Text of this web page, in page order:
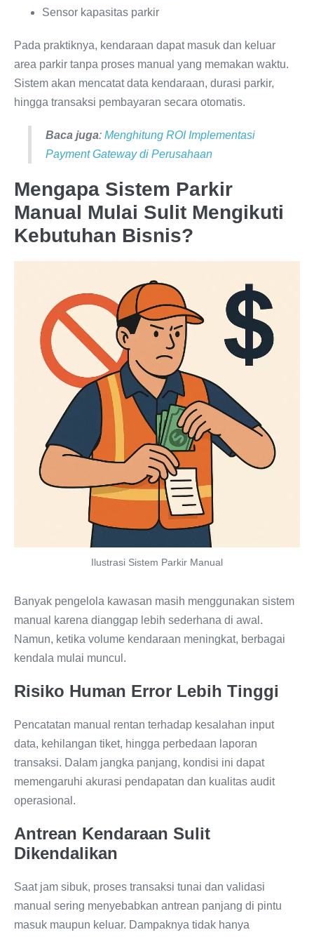
Sensor kapasitas parkir
Pada praktiknya, kendaraan dapat masuk dan keluar
area parkir tanpa proses manual yang memakan waktu.
Sistem akan mencatat data kendaraan, durasi parkir,
hingga transaksi pembayaran secara otomatis.
Baca juga: Menghitung ROI Implementasi
Payment Gateway di Perusahaan
Mengapa Sistem Parkir
Manual Mulai Sulit Mengikuti
Kebutuhan Bisnis?
Ilustrasi Sistem Parkir Manual
Banyak pengelola kawasan masih menggunakan sistem
manual karena dianggap lebih sederhana di awal.
Namun, ketika volume kendaraan meningkat, berbagai
kendala mulai muncul.
Risiko Human Error Lebih Tinggi
Pencatatan manual rentan terhadap kesalahan input
data, kehilangan tiket, hingga perbedaan laporan
transaksi. Dalam jangka panjang, kondisi ini dapat
memengaruhi akurasi pendapatan dan kualitas audit
operasional.
Antrean Kendaraan Sulit
Dikendalikan
Saat jam sibuk, proses transaksi tunai dan validasi
manual sering menyebabkan antrean panjang di pintu
masuk maupun keluar. Dampaknya tidak hanya